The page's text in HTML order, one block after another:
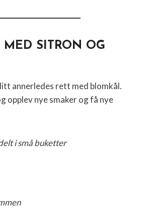
MED SITRON OG
annerledes rett med blomkål.
opplev nye smaker og få nye
i små buketter